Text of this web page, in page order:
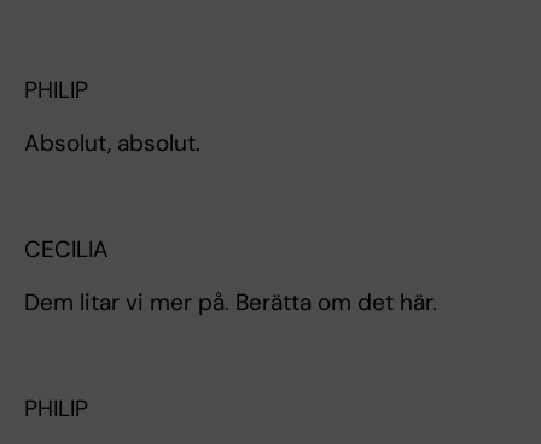
PHILIP
Absolut, absolut.
CECILIA
Dem litar vi mer på. Berätta om det här.
PHILIP